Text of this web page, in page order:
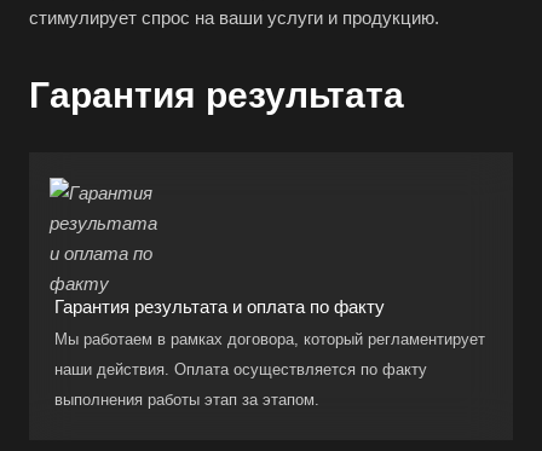
стимулирует спрос на ваши услуги и продукцию.
Гарантия результата
Гарантия результата и оплата по факту
Мы работаем в рамках договора, который регламентирует
наши действия. Оплата осуществляется по факту
выполнения работы этап за этапом.